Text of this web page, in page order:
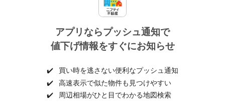
アプリならプッシュ通知で
値下げ情報をすぐにお知らせ
✔️
買い時を逃さない便利なプッシュ通知
✔️
高速表示で似た物件も見つけやすい
✔️
周辺相場がひと目でわかる地図検索
個人情報保護ポリシー 利用規約
ヘルプ・お問い合わせ 採用情報